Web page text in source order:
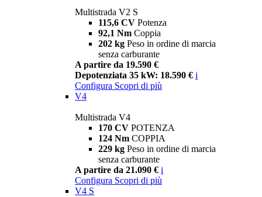
Multistrada V2 S
115,6 CV Potenza
92,1 Nm Coppia
202 kg Peso in ordine di marcia
senza carburante
A partire da 19.590 €
Depotenziata 35 kW: 18.590 € i
Configura Scopri di più
V4
Multistrada V4
170 CV POTENZA
124 Nm COPPIA
229 kg Peso in ordine di marcia
senza carburante
A partire da 21.090 € i
Configura Scopri di più
V4 S